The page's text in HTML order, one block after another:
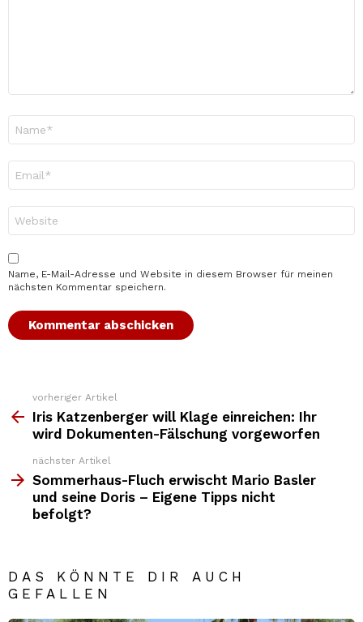
Mail-
Adresse
*
Name, E-Mail-Adresse und Website in diesem Browser für meinen
nächsten Kommentar speichern.
Weitere
Top
News
vorheriger Artikel
Iris Katzenberger will Klage einreichen: Ihr
wird Dokumenten-Fälschung vorgeworfen
nächster Artikel
Sommerhaus-Fluch erwischt Mario Basler
und seine Doris – Eigene Tipps nicht
befolgt?
DAS KÖNNTE DIR AUCH
GEFALLEN